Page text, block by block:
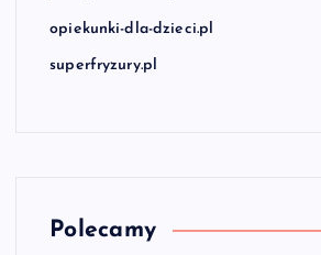
opiekunki-dla-dzieci.pl
superfryzury.pl
Polecamy